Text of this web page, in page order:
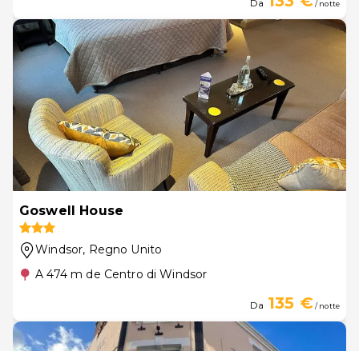
Da / notte
Goswell House
Windsor, Regno Unito
A 474 m de Centro di Windsor
Da 135 €/ notte